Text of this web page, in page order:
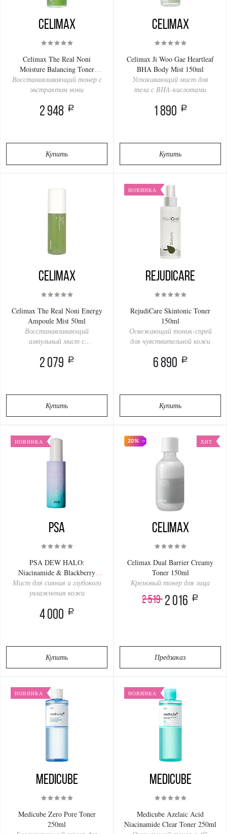
Celimax
Celimax The Real Noni
Moisture Balancing Toner
150ml
Восстанавливающий тонер с
экстрактом нони
2 948 a
Купить
Celimax
Celimax Ji Woo Gae Heartleaf
BHA Body Mist 150ml
Успокивающий мист для
тела с BHA-кислотами
1 890 a
Купить
Celimax
Celimax The Real Noni Energy
Ampoule Mist 50ml
Восстанавливающий
ампульный мист с
2 079 a
Купить
НОВИНКА
RejudiCare
RejudiCare Skintonic Toner
150ml
Освежающий тоник-спрей
для чувствительной кожи
6 890 a
Купить
НОВИНКА
PSA
PSA DEW HALO:
Niacinamide & Blackberry
Glow Mist 50ml
Мист для сияния и глубокого
увлажнения кожи
4 000 a
Купить
20% ХИТ
Celimax
Celimax Dual Barrier Creamy
Toner 150ml
Кремовый тонер для лица
2 519 2 016 a
Предзаказ
НОВИНКА
Medicube
Medicube Zero Pore Toner
250ml
НОВИНКА
Medicube
Medicube Azelaic Acid
Niacinamide Clear Toner 250ml